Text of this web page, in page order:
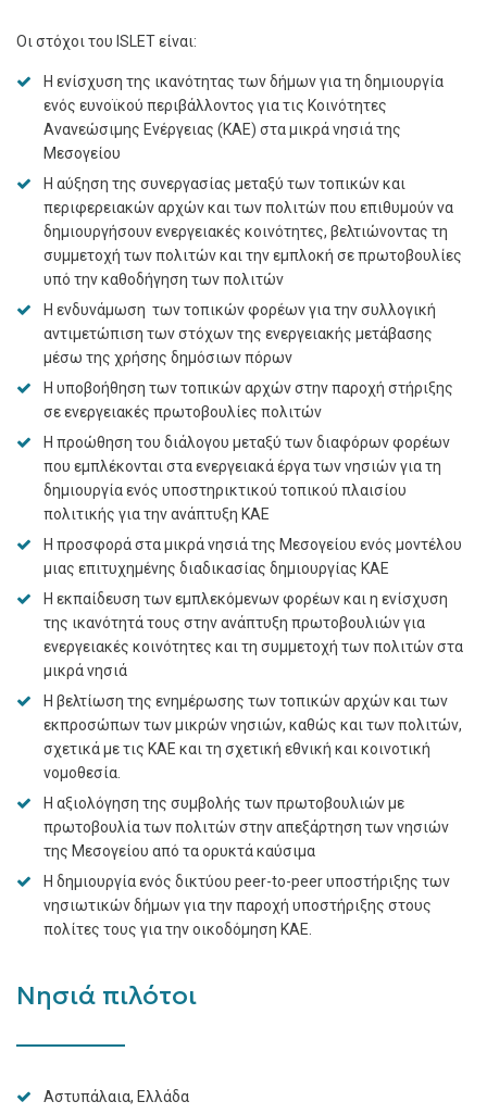
Οι στόχοι του ISLET είναι:
Η ενίσχυση της ικανότητας των δήμων για τη δημιουργία
ενός ευνοϊκού περιβάλλοντος για τις Κοινότητες
Ανανεώσιμης Ενέργειας (ΚΑΕ) στα μικρά νησιά της
Μεσογείου
Η αύξηση της συνεργασίας μεταξύ των τοπικών και
περιφερειακών αρχών και των πολιτών που επιθυμούν να
δημιουργήσουν ενεργειακές κοινότητες, βελτιώνοντας τη
συμμετοχή των πολιτών και την εμπλοκή σε πρωτοβουλίες
υπό την καθοδήγηση των πολιτών
Η ενδυνάμωση των τοπικών φορέων για την συλλογική
αντιμετώπιση των στόχων της ενεργειακής μετάβασης
μέσω της χρήσης δημόσιων πόρων
Η υποβοήθηση των τοπικών αρχών στην παροχή στήριξης
σε ενεργειακές πρωτοβουλίες πολιτών
Η προώθηση του διάλογου μεταξύ των διαφόρων φορέων
που εμπλέκονται στα ενεργειακά έργα των νησιών για τη
δημιουργία ενός υποστηρικτικού τοπικού πλαισίου
πολιτικής για την ανάπτυξη ΚΑΕ
Η προσφορά στα μικρά νησιά της Μεσογείου ενός μοντέλου
μιας επιτυχημένης διαδικασίας δημιουργίας ΚΑΕ
Η εκπαίδευση των εμπλεκόμενων φορέων και η ενίσχυση
της ικανότητά τους στην ανάπτυξη πρωτοβουλιών για
ενεργειακές κοινότητες και τη συμμετοχή των πολιτών στα
μικρά νησιά
Η βελτίωση της ενημέρωσης των τοπικών αρχών και των
εκπροσώπων των μικρών νησιών, καθώς και των πολιτών,
σχετικά με τις ΚΑΕ και τη σχετική εθνική και κοινοτική
νομοθεσία.
Η αξιολόγηση της συμβολής των πρωτοβουλιών με
πρωτοβουλία των πολιτών στην απεξάρτηση των νησιών
της Μεσογείου από τα ορυκτά καύσιμα
Η δημιουργία ενός δικτύου peer-to-peer υποστήριξης των
νησιωτικών δήμων για την παροχή υποστήριξης στους
πολίτες τους για την οικοδόμηση KAE.
Νησιά πιλότοι
Αστυπάλαια, Ελλάδα